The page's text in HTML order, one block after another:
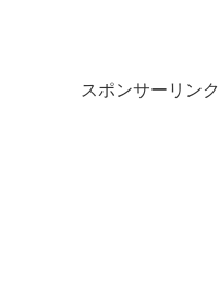
スポンサーリンク